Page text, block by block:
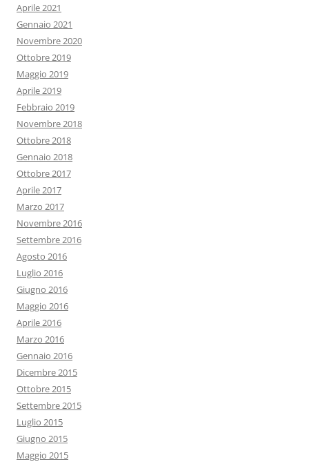
Aprile 2021
Gennaio 2021
Novembre 2020
Ottobre 2019
Maggio 2019
Aprile 2019
Febbraio 2019
Novembre 2018
Ottobre 2018
Gennaio 2018
Ottobre 2017
Aprile 2017
Marzo 2017
Novembre 2016
Settembre 2016
Agosto 2016
Luglio 2016
Giugno 2016
Maggio 2016
Aprile 2016
Marzo 2016
Gennaio 2016
Dicembre 2015
Ottobre 2015
Settembre 2015
Luglio 2015
Giugno 2015
Maggio 2015